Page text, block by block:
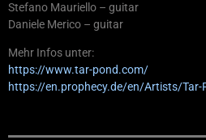
Stefano Mauriello – guitar
Daniele Merico – guitar
Mehr Infos unter:
https://www.tar-pond.com/
https://en.prophecy.de/en/Artists/Tar-